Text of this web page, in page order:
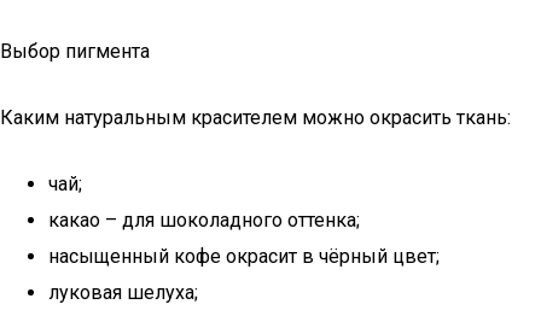
Выбор пигмента
Каким натуральным красителем можно окрасить ткань:
чай;
какао – для шоколадного оттенка;
насыщенный кофе окрасит в чёрный цвет;
луковая шелуха;